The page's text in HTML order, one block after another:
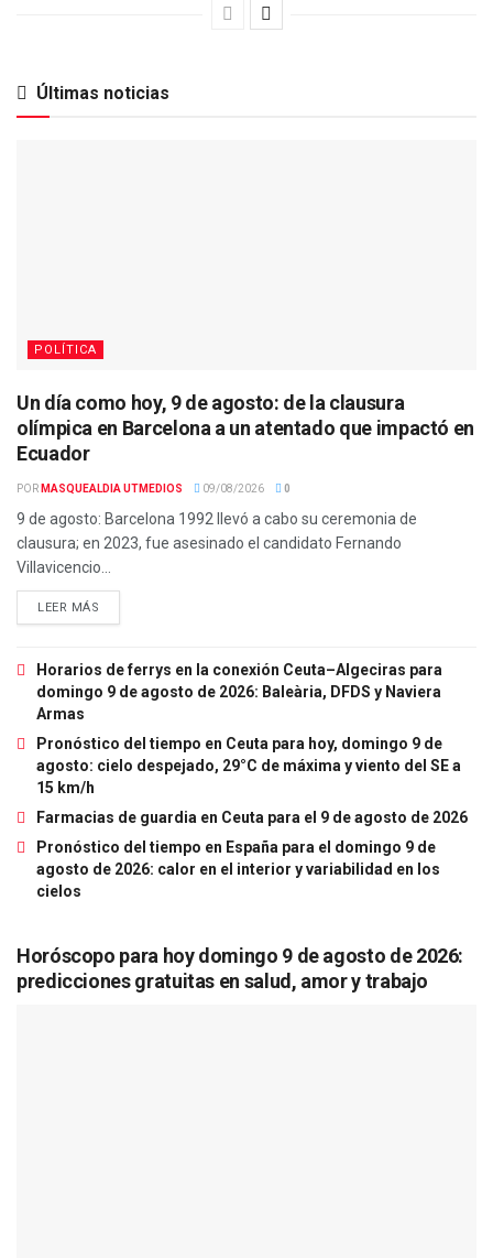
Últimas noticias
POLÍTICA
Un día como hoy, 9 de agosto: de la clausura
olímpica en Barcelona a un atentado que impactó en
Ecuador
POR MASQUEALDIA UTMEDIOS 09/08/2026 0
9 de agosto: Barcelona 1992 llevó a cabo su ceremonia de
clausura; en 2023, fue asesinado el candidato Fernando
Villavicencio...
LEER MÁS
Horarios de ferrys en la conexión Ceuta–Algeciras para
domingo 9 de agosto de 2026: Baleària, DFDS y Naviera
Armas
Pronóstico del tiempo en Ceuta para hoy, domingo 9 de
agosto: cielo despejado, 29°C de máxima y viento del SE a
15 km/h
Farmacias de guardia en Ceuta para el 9 de agosto de 2026
Pronóstico del tiempo en España para el domingo 9 de
agosto de 2026: calor en el interior y variabilidad en los
cielos
Horóscopo para hoy domingo 9 de agosto de 2026:
predicciones gratuitas en salud, amor y trabajo